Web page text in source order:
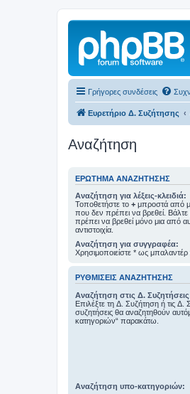
Γρήγορες συνδέσεις
Ευρετήριο Δ. Συζήτησης
Αναζήτηση
ΕΡΏΤΗΜΑ ΑΝΑΖΉΤΗΣΗΣ
Αναζήτηση για λέξεις-κλειδιά:
Τοποθετήστε το + μπροστά από
που δεν πρέπει να βρεθεί. Βάλτε
πρέπει να βρεθεί μόνο μια από
αντιστοιχία.
Αναζήτηση για συγγραφέα:
Χρησιμοποιείστε * ως μπαλαντέρ
ΡΥΘΜΊΣΕΙΣ ΑΝΑΖΉΤΗΣΗΣ
Αναζήτηση στις Δ.
Επιλέξτε τη Δ. Συζήτηση ή τις Δ.
συζητήσεις θα αναζητηθούν
κατηγοριών“ παρακάτω.
Αναζήτηση υπο-κατηγοριών: